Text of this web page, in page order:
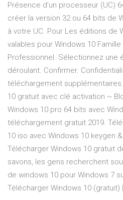
Présence d’un processeur (UC)
créer la version 32 ou 64 bits de
à votre UC. Pour Les éditions de
valables pour Windows 10
Professionnel. Sélectionnez une
déroulant. Confirmer.
téléchargement
10 gratuit avec clé activation ~
Windows 10 pro 64 bits avec
téléchargement gratuit 2019.
10 iso avec Windows 10 keygen
Télécharger Windows 10 gratuit
savons, les gens recherchent
de windows 10 pour Windows 7
Télécharger Windows 10 (gratuit)